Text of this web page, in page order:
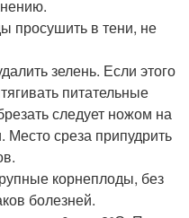
просушить в тени, не
зелень. Если этого
питательные
следует ножом на
среза припудрить
корнеплоды, без
болезней.